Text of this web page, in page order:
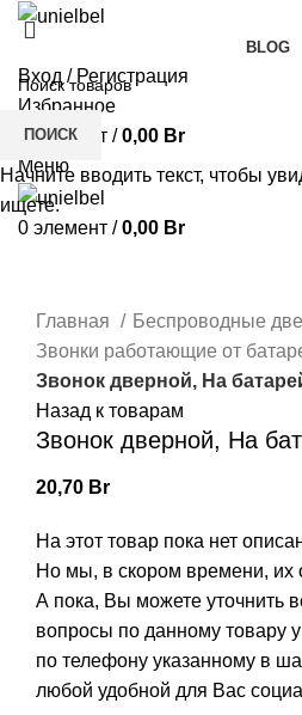
BLOG
Вход / Регистрация
Избранное
0элемент / 0,00 Br
Меню
0 элемент / 0,00 Br
Главная
Беспроводные
Звонки работающие от
Звонок дверной, На
Назад к товарам
Звонок дверной, На
20,70 Br
На этот товар пока нет
Но мы, в скором времени, их
А пока, Вы можете уточнить
вопросы по данному товару
по телефону указанному в
любой удобной для Вас
ПОИСК
Начните вводить текст, чтобы
ищете.